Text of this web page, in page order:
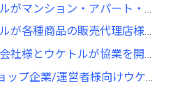
・ビルオーナー様向けにアプリの告知依頼をリリースいたします
品の販売代理店様募集を開始いたしました
とウケトルが協業を開始致しました！
様向けウケトルショップ連携セミナー開催のお知らせ